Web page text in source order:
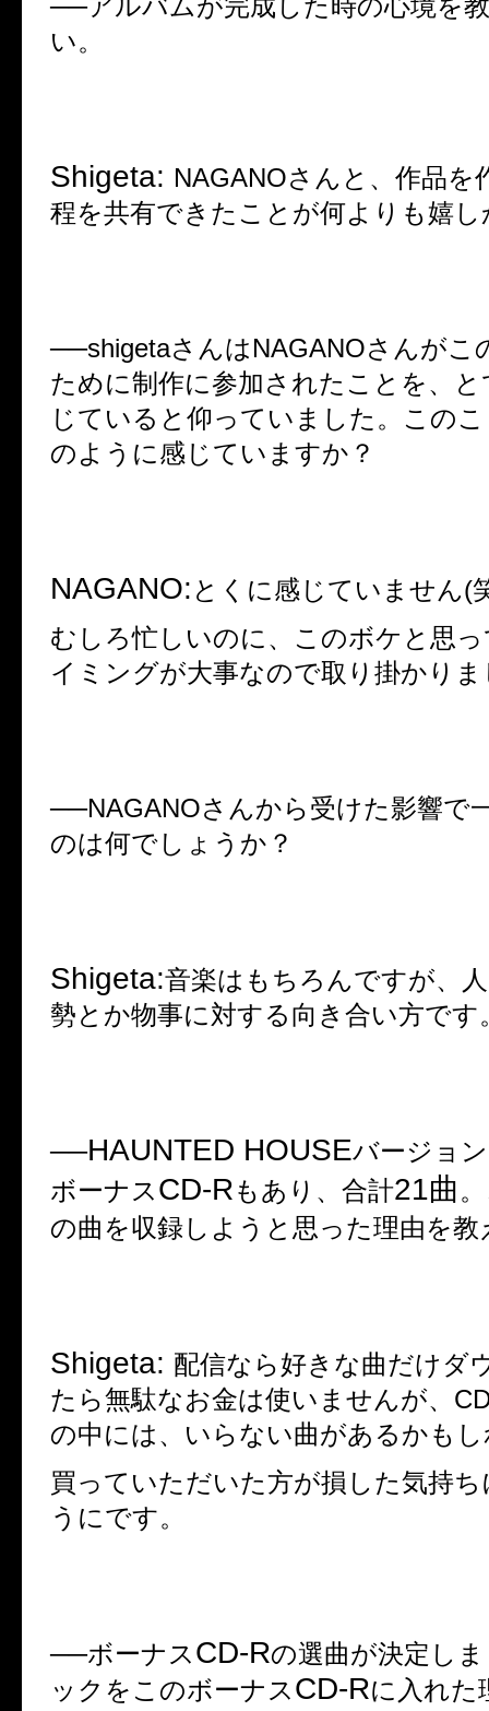
──アルバムが完成した時の心境を
い。
Shigeta: NAGANOさんと、作品を
程を共有できたことが何よりも嬉
──shigetaさんはNAGANOさんがこ
ために制作に参加されたことを、
じていると仰っていました。この
のように感じていますか？
NAGANO: とくに感じていません(
むしろ忙しいのに、このボケと思
イミングが大事なので取り掛かり
──NAGANOさんから受けた影響で
のは何でしょうか？
Shigeta:音楽はもちろんですが、
勢とか物事に対する向き合い方です
──HAUNTED HOUSEバージョ
ボーナスCD-Rもあり、合計21曲
の曲を収録しようと思った理由を教
Shigeta: 配信なら好きな曲だけダ
たら無駄なお金は使いませんが、
の中には、いらない曲があるかも
買っていただいた方が損した気持
うにです。
──ボーナスCD-Rの選曲が決定し
ックをこのボーナスCD-Rに入れた